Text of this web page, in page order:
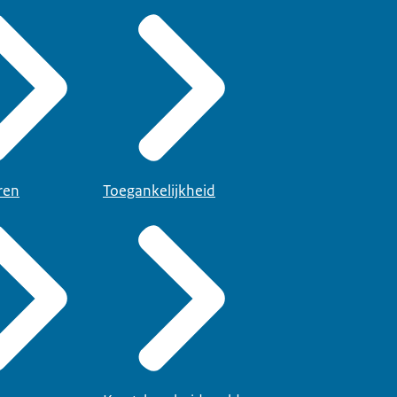
Toegankelijkheid